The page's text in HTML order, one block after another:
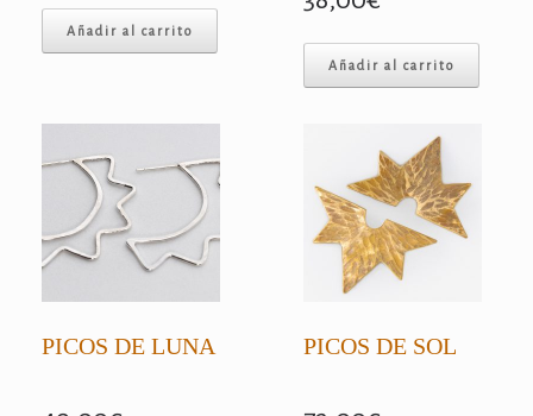
Añadir al carrito
Añadir al carrito
PICOS DE LUNA PICOS DE SOL